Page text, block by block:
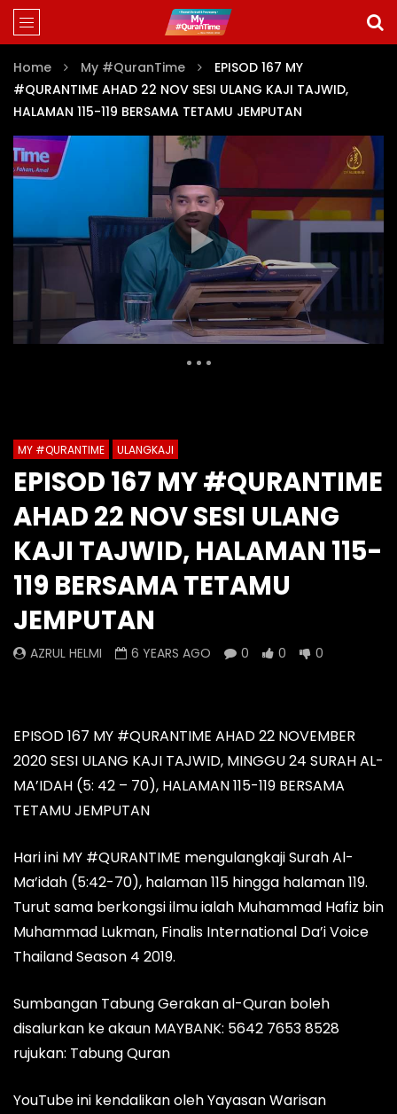
Home My #QuranTime
EPISOD 167 MY
#QURANTIME AHAD 22 NOV SESI ULANG KAJI TAJWID,
HALAMAN 115-119 BERSAMA TETAMU JEMPUTAN
0 Comments
Episod 1334 My #QuranTime
2.0
AZRUL HELMI
10 HOURS AGO - LUD:4 DAYS AGO
0
0 0
Episod 1333 My
2.0
AZRUL HELMI
1 DAY AGO - LUD:
0
8
9 10
15
16 17 18 19
20
21
22 23 24 25
27
MY #QURANTIME ULANGKAJI
EPISOD 167 MY #QURANTIME
AHAD 22 NOV SESI ULANG
KAJI TAJWID, HALAMAN 115-
119 BERSAMA TETAMU
JEMPUTAN
AZRUL HELMI 6 YEARS AGO 0 0 0
EPISOD 167 MY #QURANTIME AHAD 22 NOVEMBER
2020 SESI ULANG KAJI TAJWID, MINGGU 24 SURAH AL-
MA’IDAH (5: 42 – 70), HALAMAN 115-119 BERSAMA
TETAMU JEMPUTAN
Hari ini MY #QURANTIME mengulangkaji Surah Al-
Ma’idah (5:42-70), halaman 115 hingga halaman 119.
Turut sama berkongsi ilmu ialah Muhammad Hafiz bin
Muhammad Lukman, Finalis International Da’i Voice
Thailand Season 4 2019.
Sumbangan Tabung Gerakan al-Quran boleh
disalurkan ke akaun MAYBANK: 5642 7653 8528
rujukan: Tabung Quran
YouTube ini kendalikan oleh Yayasan Warisan